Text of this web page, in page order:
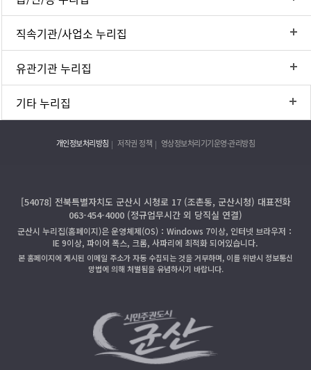
직속기관/사업소 누리집
유관기관 누리집
기타 누리집
개인정보처리방침 저작권 정책 영상정보처리기기운영·관리방침
[54078] 전북특별자치도 군산시 시청로 17 (조촌동, 군산시청) 대표전화
063-454-4000 (정규업무시간 외 당직실 연결)
군산시 누리집(홈페이지)은 운영체제(OS)：Windows 7이상, 인터넷 브라우저：
IE 9이상, 파이어 폭스, 크롬, 사파리에 최적화 되어있습니다.
본 홈페이지에 게시된 이메일 주소가 자동 수집되는 것을 거부하며, 이를 위반시 정보통신
망법에 의해 처벌됨을 유념하시기 바랍니다.